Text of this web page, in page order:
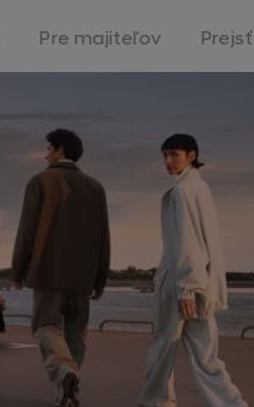
Pre majiteľov